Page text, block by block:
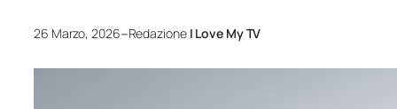
26 Marzo, 2026–Redazione I Love My TV